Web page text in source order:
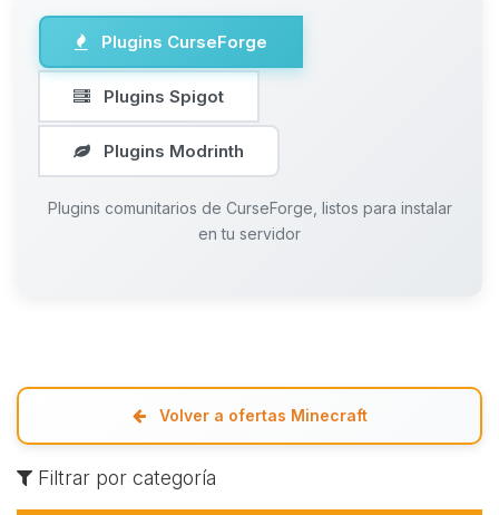
Plugins CurseForge
Plugins Spigot
Plugins Modrinth
Plugins comunitarios de CurseForge, listos para instalar
en tu servidor
Volver a ofertas Minecraft
Filtrar por categoría